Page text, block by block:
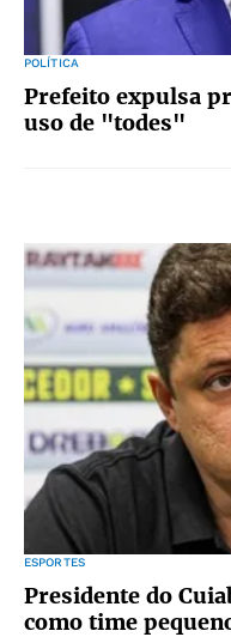
POLÍTICA
Prefeito expulsa
uso de "todes"
ESPORTES
Presidente do
como time